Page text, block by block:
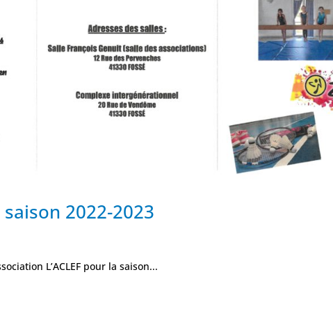
saison 2022-2023
L’ACLEF pour la saison...